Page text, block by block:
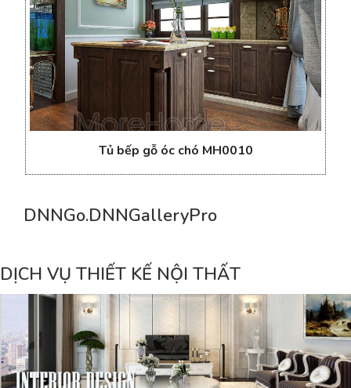
Tủ bếp gỗ óc chó MH0010
DNNGo.DNNGalleryPro
DỊCH VỤ THIẾT KẾ NỘI THẤT